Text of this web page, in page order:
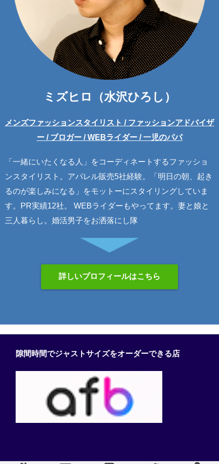
ミズヒロ（水沢ひろし）
メンズファッションスタイリスト / ファッションアドバイザ
ー / ブロガー / WEBライダー / 一児のパパ
「一緒にいたくなる人」をコーディネートするファッショ
ンスタイリスト。アパレル販売5社経験。「明日の朝、起き
るのが楽しみになる」をモットーにスタイリングしていま
す。PR実績12社。 WEBライダーもやってます。妻と娘と
三人暮らし。婚活男子をお洒落にし隊
詳しいプロフィールはこちら
隙間時間でジャストサイズをオーダーできる店